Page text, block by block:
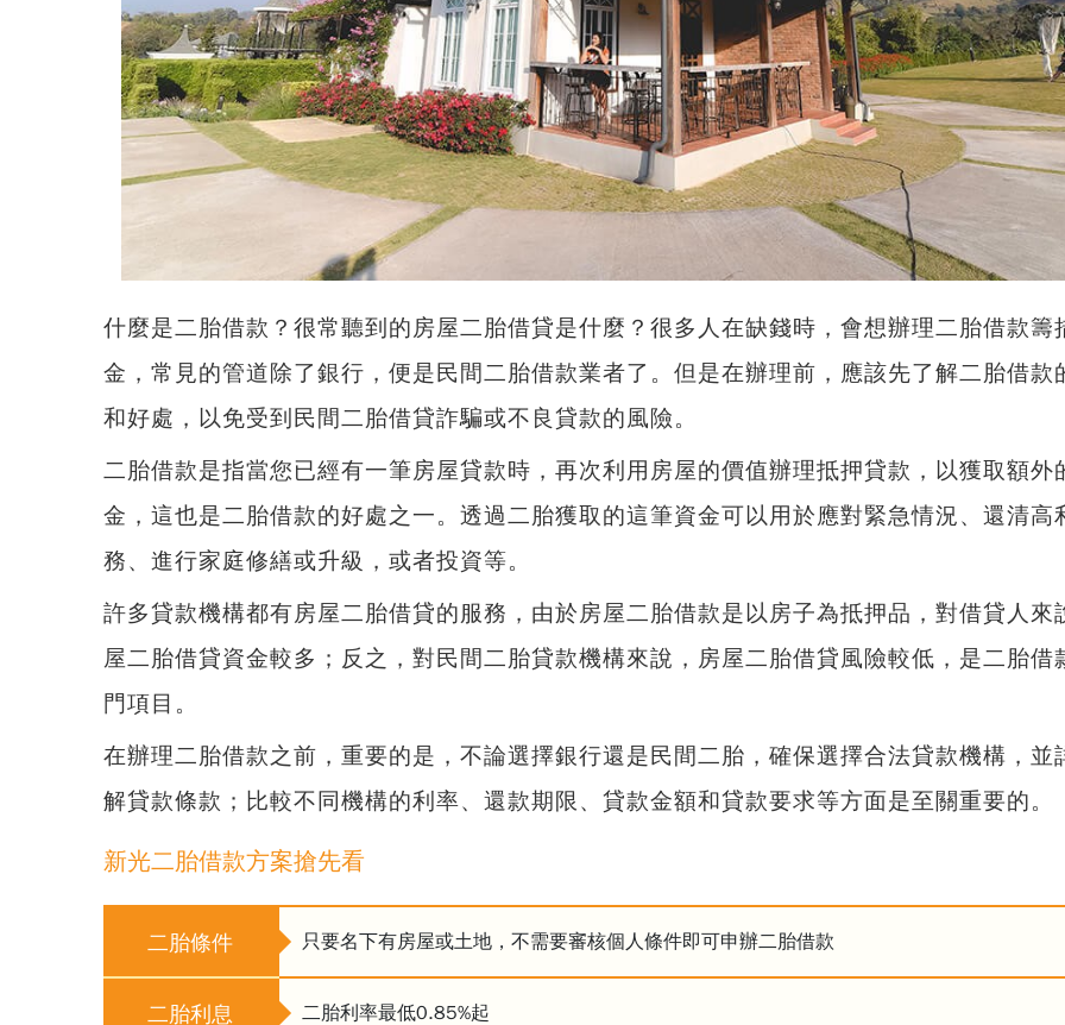
什麼是二胎借款？ 很常聽到的房屋二胎借貸是什麼？很多人在缺錢時，會想辦理二胎借款籌
金，常見的管道除了銀行，便是民間二胎借款業者了。但是在辦理前，應該先了解二胎借款
和好處，以免受到民間二胎借貸詐騙或不良貸款的風險。
二胎借款是指當您已經有一筆房屋貸款時，再次利用房屋的價值辦理抵押貸款，以獲取額外
金，這也是二胎借款的好處之一。 透過二胎獲取的這筆資金可以用於應對緊急情況、還清高
務、進行家庭修繕或升級，或者投資等。
許多貸款機構都有房屋二胎借貸的服務，由於房屋二胎借款是以房子為抵押品，對借貸人來
屋二胎借貸資金較多；反之，對民間二胎貸款機構來說，房屋二胎借貸風險較低，是二胎借
門項目。
在辦理二胎借款之前，重要的是，不論選擇銀行還是民間二胎，確保選擇合法貸款機構，並
解貸款條款；比較不同機構的利率、還款期限、貸款金額和貸款要求等方面是至關重要的。
新光二胎借款方案搶先看
二胎條件 只要名下有房屋或土地， 不需要審核個人條件即可申辦二胎借款
二胎利息 二胎利率最低0.85%起